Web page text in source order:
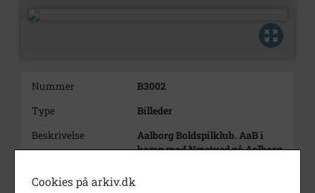
Nummer
B3002
Type
Billeder
Beskrivelse
Aalborg Boldspilklub. AaB i
kamp mod Næstved på Aalborg
Cookies på arkiv.dk